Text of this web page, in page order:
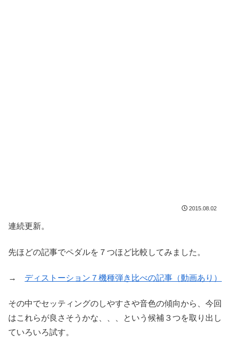
2015.08.02
連続更新。
先ほどの記事でペダルを７つほど比較してみました。
→ ディストーション７機種弾き比べの記事（動画あり）
その中でセッティングのしやすさや音色の傾向から、今回
はこれらが良さそうかな、、、という候補３つを取り出し
ていろいろ試す。